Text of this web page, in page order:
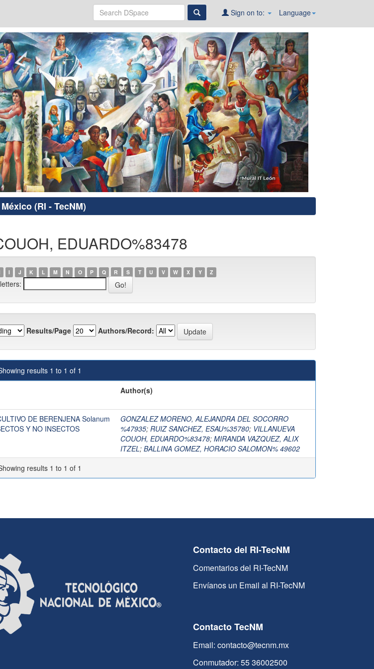
Language
Sign on to:
(RI - TecNM)
EDUARDO%83478
I J K L M N O P Q R S T U V W X Y Z
Results/Page Authors/Record:
results 1 to 1 of 1
Author(s)
DE BERENJENA Solanum
Y NO INSECTOS
GONZALEZ MORENO, ALEJANDRA DEL SOCORRO
%47935; RUIZ SANCHEZ, ESAU%35780; VILLANUEVA
COUOH, EDUARDO%83478; MIRANDA VAZQUEZ, ALIX
ITZEL; BALLINA GOMEZ, HORACIO SALOMON% 49602
results 1 to 1 of 1
Contacto del RI-TecNM
Comentarios del RI-TecNM
Envíanos un Email al RI-TecNM
Contacto TecNM
Email: contacto@tecnm.mx
Conmutador: 55 36002500